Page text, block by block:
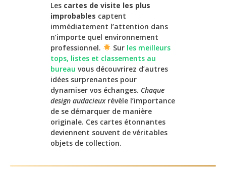
Les cartes de visite les plus
improbables captent
immédiatement l’attention dans
n’importe quel environnement
professionnel.
Sur les meilleurs
tops, listes et classements au
bureau vous découvrirez d’autres
idées surprenantes pour
dynamiser vos échanges. Chaque
design audacieuxrévèle l’importance
de se démarquer de manière
originale. Ces cartes étonnantes
deviennent souvent de véritables
objets de collection.